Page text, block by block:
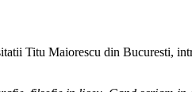
Titu Maiorescu din Bucuresti,